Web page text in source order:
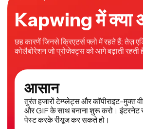
Kapwing में क्या
छह कारणें जिनसे क्रिएटर्स फ्लो में रहते हैं: तेज़
कोलैबोरेशन जो प्रोजेक्ट्स को आगे बढ़ाती रहती
आसान
तुरंत हजारों टेम्प्लेट्स और कॉपीराइट-मुक्त
और GIF के साथ बनाना शुरू करो।
पेस्ट करके रीयूज कर सकते हो।